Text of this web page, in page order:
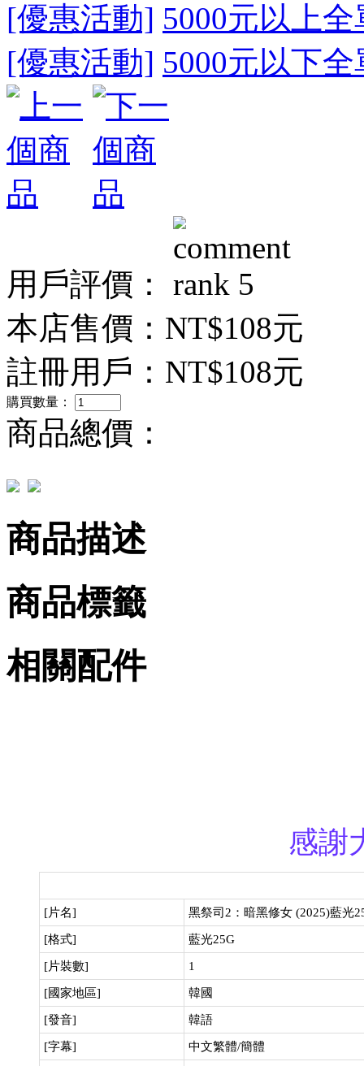
[優惠活動] 5000元以上全
[優惠活動] 5000元以下全
用戶評價：
本店售價： NT$108元
註冊用戶： NT$108元
購買數量：
商品總價：
商品描述
商品標籤
相關配件
感謝
[片名] 黑祭司2：暗黑修女 (2025)藍光
[格式] 藍光25G
[片裝數] 1
[國家地區] 韓國
[發音] 韓語
[字幕] 中文繁體/簡體